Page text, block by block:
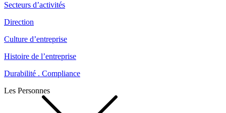
Secteurs d’activités
Direction
Culture d’entreprise
Histoire de l’entreprise
Durabilité . Compliance
Les Personnes